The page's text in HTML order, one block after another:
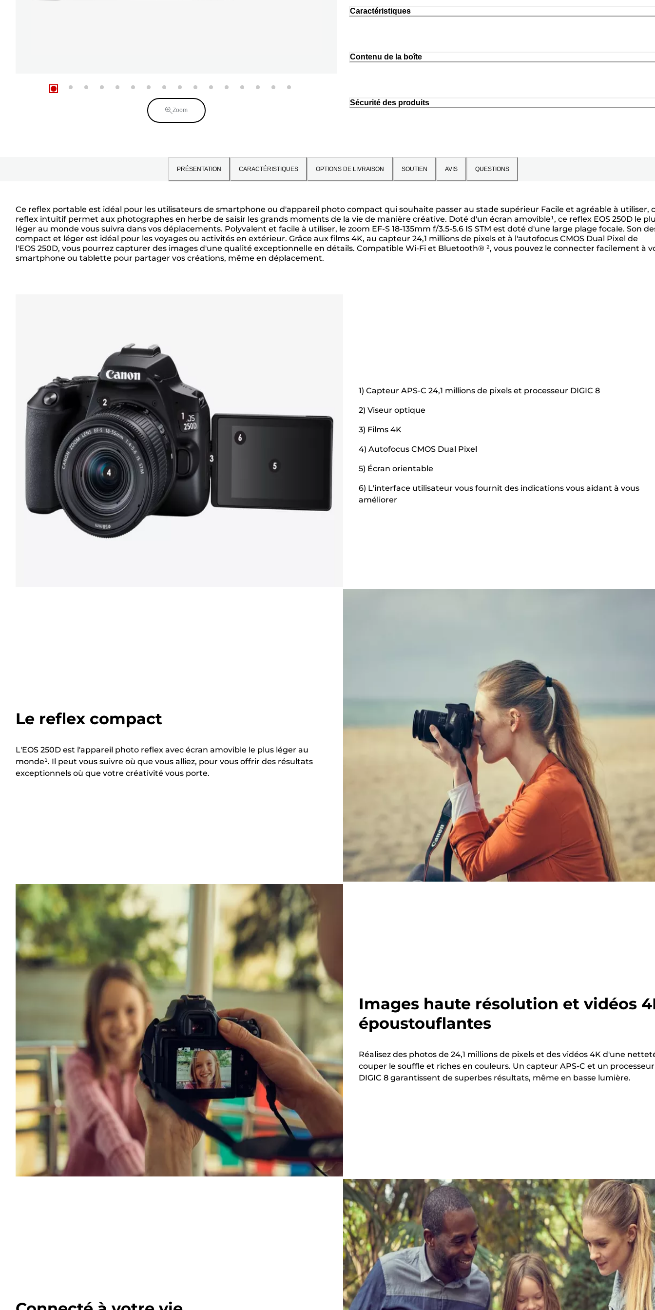
Zoom
Caractéristiques
Contenu de la boîte
Sécurité des produits
PRÉSENTATION CARACTÉRISTIQUES OPTIONS DE LIVRAISON SOUTIEN AVIS QUESTIONS
Présentation
Ce reflex portable est idéal pour les utilisateurs de smartphone ou d'appareil photo compact qui souhaite passer au stade supérieur Facile et agréable à utiliser,
reflex intuitif permet aux photographes en herbe de saisir les grands moments de la vie de manière créative. Doté d'un écran amovible¹, ce reflex EOS 250D le
léger au monde vous suivra dans vos déplacements. Polyvalent et facile à utiliser, le zoom EF-S 18-135mm f/3.5-5.6 IS STM est doté d'une large plage focale. Son
compact et léger est idéal pour les voyages ou activités en extérieur. Grâce aux films 4K, au capteur 24,1 millions de pixels et à l'autofocus CMOS Dual Pixel de
l'EOS 250D, vous pourrez capturer des images d'une qualité exceptionnelle en détails. Compatible Wi-Fi et Bluetooth® ², vous pouvez le connecter facilement à
smartphone ou tablette pour partager vos créations, même en déplacement.
1) Capteur APS-C 24,1 millions de pixels et processeur DIGIC 8
2) Viseur optique
3) Films 4K
4) Autofocus CMOS Dual Pixel
5) Écran orientable
6) L'interface utilisateur vous fournit des indications vous aidant à vous
améliorer
Le reflex compact
L'EOS 250D est l'appareil photo reflex avec écran amovible le plus léger au
monde¹. Il peut vous suivre où que vous alliez, pour vous offrir des résultats
exceptionnels où que votre créativité vous porte.
Images haute résolution et vidéos
époustouflantes
Réalisez des photos de 24,1 millions de pixels et des vidéos 4K d'une
couper le souffle et riches en couleurs. Un capteur APS-C et un processeur
DIGIC 8 garantissent de superbes résultats, même en basse lumière.